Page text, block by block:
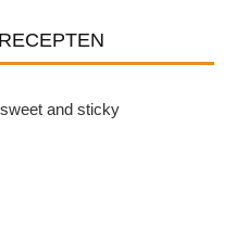
and sticky